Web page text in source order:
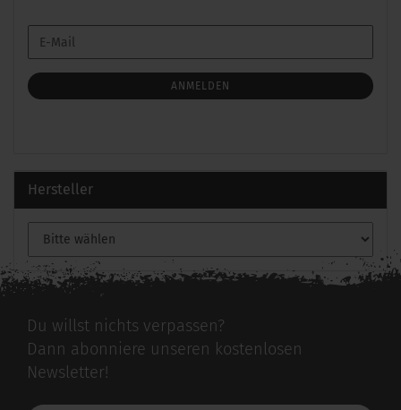
ZUR
ANMELDUNG
E-
Mail
ANMELDEN
Hersteller
Du willst nichts verpassen?
Dann abonniere unseren kostenlosen
Newsletter!